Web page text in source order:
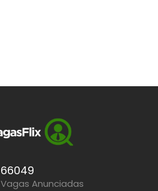
66049
Vagas Anunciadas